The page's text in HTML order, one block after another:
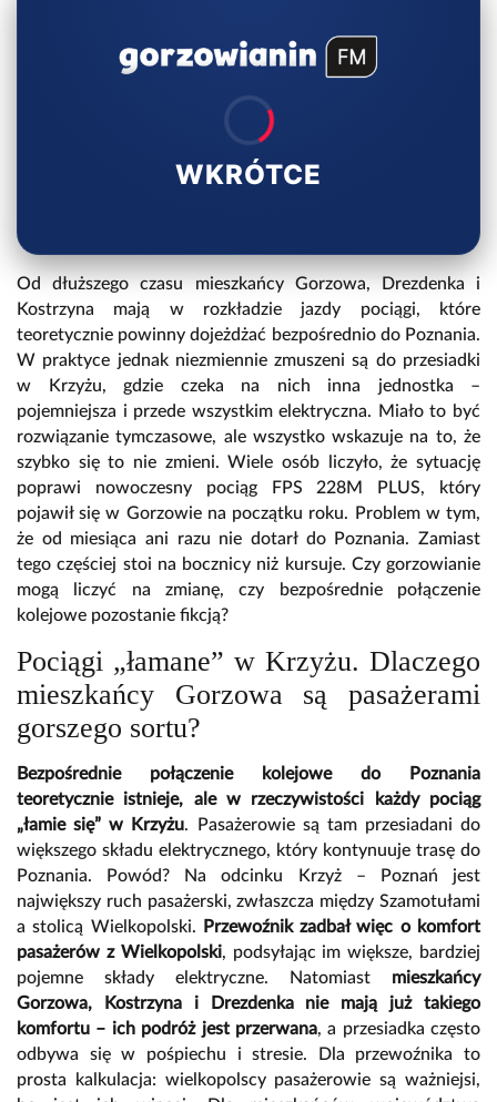
WKRÓTCE
Od dłuższego czasu mieszkańcy Gorzowa, Drezdenka i
Kostrzyna mają w rozkładzie jazdy pociągi, które
teoretycznie powinny dojeżdżać bezpośrednio do Poznania.
W praktyce jednak niezmiennie zmuszeni są do przesiadki
w Krzyżu, gdzie czeka na nich inna jednostka –
pojemniejsza i przede wszystkim elektryczna. Miało to być
rozwiązanie tymczasowe, ale wszystko wskazuje na to, że
szybko się to nie zmieni. Wiele osób liczyło, że sytuację
poprawi nowoczesny pociąg FPS 228M PLUS, który
pojawił się w Gorzowie na początku roku. Problem w tym,
że od miesiąca ani razu nie dotarł do Poznania. Zamiast
tego częściej stoi na bocznicy niż kursuje. Czy gorzowianie
mogą liczyć na zmianę, czy bezpośrednie połączenie
kolejowe pozostanie fikcją?
Pociągi „łamane” w Krzyżu. Dlaczego
mieszkańcy Gorzowa są pasażerami
gorszego sortu?
Bezpośrednie połączenie kolejowe do Poznania
teoretycznie istnieje, ale w rzeczywistości każdy pociąg
„łamie się” w Krzyżu. Pasażerowie są tam przesiadani do
większego składu elektrycznego, który kontynuuje trasę do
Poznania. Powód? Na odcinku Krzyż – Poznań jest
największy ruch pasażerski, zwłaszcza między Szamotułami
a stolicą Wielkopolski.
Przewoźnik zadbał więc o komfort
pasażerów z Wielkopolski, podsyłając im większe, bardziej
pojemne składy elektryczne. Natomiast mieszkańcy
Gorzowa, Kostrzyna i Drezdenka nie mają już takiego
komfortu – ich podróż jest przerwana, a przesiadka często
odbywa się w pośpiechu i stresie. Dla przewoźnika to
prosta kalkulacja: wielkopolscy pasażerowie są ważniejsi,